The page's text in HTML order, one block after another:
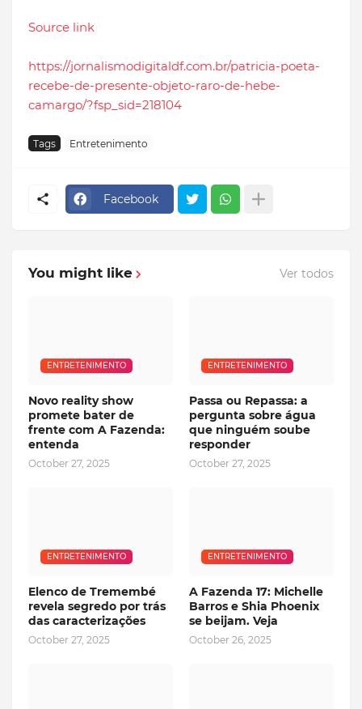
Source link
https://jornalismodigitaldf.com.br/patricia-poeta-
recebe-de-presente-objeto-raro-de-hebe-
camargo/?fsp_sid=218104
Tags Entretenimento
Facebook
You might like Ver todos
ENTRETENIMENTO
Novo reality show
promete bater de
frente com A Fazenda:
entenda
October 27, 2025
ENTRETENIMENTO
Passa ou Repassa: a
pergunta sobre água
que ninguém soube
responder
October 27, 2025
ENTRETENIMENTO
Elenco de Tremembé
revela segredo por trás
das caracterizações
October 27, 2025
ENTRETENIMENTO
A Fazenda 17: Michelle
Barros e Shia Phoenix
se beijam. Veja
October 26, 2025